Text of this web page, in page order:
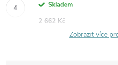
Skladem
2 662 Kč
Zobrazit více